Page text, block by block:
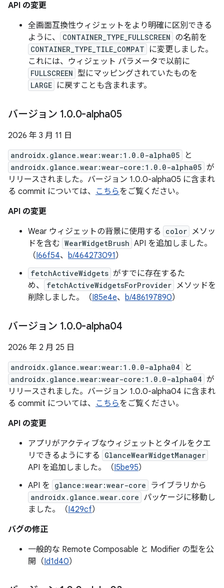
API の変更
全画面互換性ウィジェットをより明確に区別できる
ように、
CONTAINER_TYPE_FULLSCREEN の名前を
CONTAINER_TYPE_TILE_COMPAT
に変更しました。
これには、ウィジェット パラメータで以前に
FULLSCREEN 型にマッピングされていたものを
LARGE に戻すことも含まれます。
バージョン 1.0.0-alpha05
2026 年 3 月 11 日
androidx.glance.wear:wear:1.0.0-alpha05 と
androidx.glance.wear:wear-core:1.0.0-alpha05 が
リリースされました。バージョン 1.0.0-alpha05 に含まれ
る commit については、 こちらをご覧ください。
API の変更
Wear ウィジェットの背景に使用する
color メソッ
ドを含む WearWidgetBrush API を追加しました。
（I66f54、 b/464273091）
fetchActiveWidgets がすでに存在するた
め、
fetchActiveWidgetsForProvider メソッドを
削除しました。（I85e4e、 b/486197890）
バージョン 1.0.0-alpha04
2026 年 2 月 25 日
androidx.glance.wear:wear:1.0.0-alpha04 と
androidx.glance.wear:wear-core:1.0.0-alpha04 が
リリースされました。バージョン 1.0.0-alpha04 に含まれ
る commit については、 こちらをご覧ください。
API の変更
アプリがアクティブなウィジェットとタイルをクエ
リできるようにする
GlanceWearWidgetManager
API を追加しました。（I5be95）
API を
glance:wear:wear-core ライブラリから
androidx.glance.wear.core パッケージに移動し
ました。（I429cf）
バグの修正
一般的な Remote Composable と Modifier の型を公
開（Id1d40）